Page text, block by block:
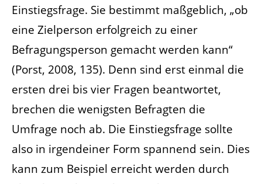
Einstiegsfrage. Sie bestimmt maßgeblich, „ob
eine Zielperson erfolgreich zu einer
Befragungsperson gemacht werden kann“
(Porst, 2008, 135). Denn sind erst einmal die
ersten drei bis vier Fragen beantwortet,
brechen die wenigsten Befragten die
Umfrage noch ab. Die Einstiegsfrage sollte
also in irgendeiner Form spannend sein. Dies
kann zum Beispiel erreicht werden durch